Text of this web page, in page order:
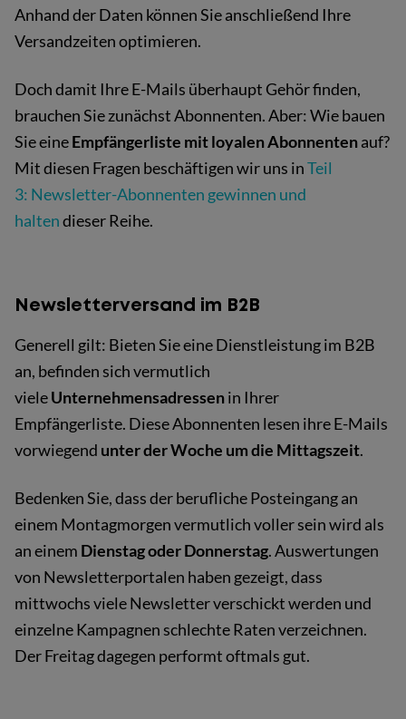
Anhand der Daten können Sie anschließend Ihre
Versandzeiten optimieren.
Doch damit Ihre E-Mails überhaupt Gehör finden,
brauchen Sie zunächst Abonnenten. Aber: Wie bauen
Sie eineEmpfängerliste mit loyalen Abonnentenauf?
Mit diesen Fragen beschäftigen wir uns inTeil
3: Newsletter-Abonnenten gewinnen und
haltendieser Reihe.
Newsletterversand im B2B
Generell gilt: Bieten Sie eine Dienstleistung im B2B
an, befinden sich vermutlich
vieleUnternehmensadressenin Ihrer
Empfängerliste. Diese Abonnenten lesen ihre E-Mails
vorwiegend unter der Woche um die Mittagszeit.
Bedenken Sie, dass der berufliche Posteingang an
einem Montagmorgen vermutlich voller sein wird als
an einem Dienstag oder Donnerstag. Auswertungen
von Newsletterportalen haben gezeigt, dass
mittwochs viele Newsletter verschickt werden und
einzelne Kampagnen schlechte Raten verzeichnen.
Der Freitag dagegen performt oftmals gut.